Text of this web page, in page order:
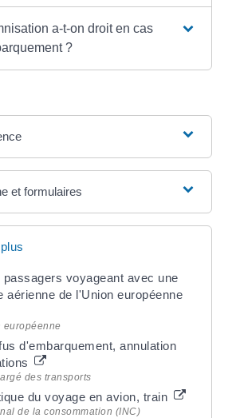
a-t-on droit en cas
?
et formulaires
passagers voyageant avec une
aérienne de l'Union européenne
européenne
d'embarquement, annulation
des transports
du voyage en avion, train
de la consommation (INC)